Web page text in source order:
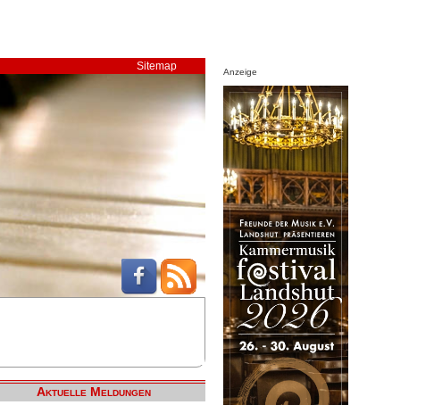
Sitemap
Aktuelle Meldungen
Anzeige